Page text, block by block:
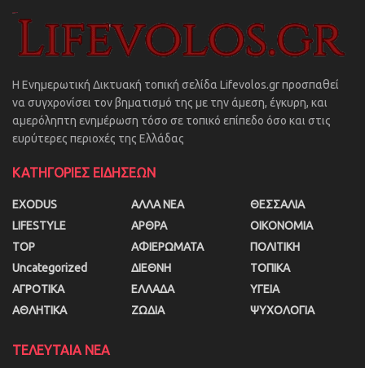
Η Ενημερωτική Δικτυακή τοπική σελίδα Lifevolos.gr προσπαθεί
να συγχρονίσει τον βηματισμό της με την άμεση, έγκυρη, και
αμερόληπτη ενημέρωση τόσο σε τοπικό επίπεδο όσο και στις
ευρύτερες περιοχές της Ελλάδας
ΚΑΤΗΓΟΡΙΕΣ ΕΙΔΗΣΕΩΝ
EXODUS
LIFESTYLE
TOP
Uncategorized
ΑΓΡΟΤΙΚΑ
ΑΘΛΗΤΙΚΑ
ΑΛΛΑ ΝΕΑ
ΑΡΘΡΑ
ΑΦΙΕΡΩΜΑΤΑ
ΔΙΕΘΝΗ
ΕΛΛΑΔΑ
ΖΩΔΙΑ
ΘΕΣΣΑΛΙΑ
ΟΙΚΟΝΟΜΙΑ
ΠΟΛΙΤΙΚΗ
ΤΟΠΙΚΑ
ΥΓΕΙΑ
ΨΥΧΟΛΟΓΙΑ
ΤΕΛΕΥΤΑΙΑ ΝΕΑ